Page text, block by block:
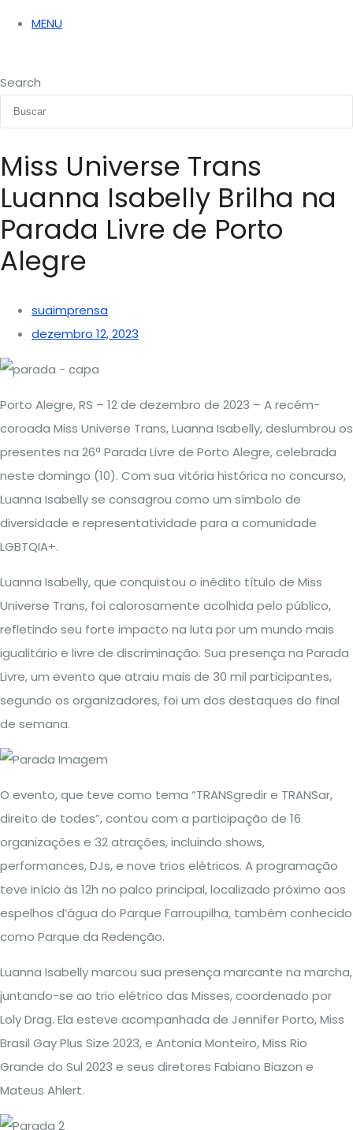
MENU
Search
Miss Universe Trans
Luanna Isabelly Brilha na
Parada Livre de Porto
Alegre
suaimprensa
dezembro 12, 2023
Porto Alegre, RS – 12 de dezembro de 2023 – A recém-
coroada Miss Universe Trans, Luanna Isabelly, deslumbrou os
presentes na 26ª Parada Livre de Porto Alegre, celebrada
neste domingo (10). Com sua vitória histórica no concurso,
Luanna Isabelly se consagrou como um símbolo de
diversidade e representatividade para a comunidade
LGBTQIA+.
Luanna Isabelly, que conquistou o inédito título de Miss
Universe Trans, foi calorosamente acolhida pelo público,
refletindo seu forte impacto na luta por um mundo mais
igualitário e livre de discriminação. Sua presença na Parada
Livre, um evento que atraiu mais de 30 mil participantes,
segundo os organizadores, foi um dos destaques do final
de semana.
O evento, que teve como tema “TRANSgredir e TRANSar,
direito de todes”, contou com a participação de 16
organizações e 32 atrações, incluindo shows,
performances, DJs, e nove trios elétricos. A programação
teve início às 12h no palco principal, localizado próximo aos
espelhos d’água do Parque Farroupilha, também conhecido
como Parque da Redenção.
Luanna Isabelly marcou sua presença marcante na marcha,
juntando-se ao trio elétrico das Misses, coordenado por
Loly Drag. Ela esteve acompanhada de Jennifer Porto, Miss
Brasil Gay Plus Size 2023, e Antonia Monteiro, Miss Rio
Grande do Sul 2023 e seus diretores Fabiano Biazon e
Mateus Ahlert.